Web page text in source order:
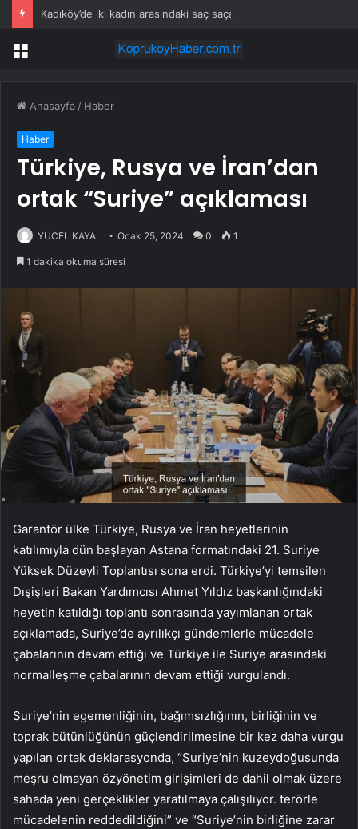
Kadıköy’de iki kadın arasındaki saç saça kavga etti
Menü
Anasayfa / Haber
Haber
Türkiye, Rusya ve İran’dan
ortak “Suriye” açıklaması
YÜCEL KAYA Ocak 25, 2024 0 1
1 dakika okuma süresi
Garantör ülke Türkiye, Rusya ve İran heyetlerinin
katılımıyla dün başlayan Astana formatındaki 21. Suriye
Yüksek Düzeyli Toplantısı sona erdi. Türkiye’yi temsilen
Dışişleri Bakan Yardımcısı Ahmet Yıldız başkanlığındaki
heyetin katıldığı toplantı sonrasında yayımlanan ortak
açıklamada, Suriye’de ayrılıkçı gündemlerle mücadele
çabalarının devam ettiği ve Türkiye ile Suriye arasındaki
normalleşme çabalarının devam ettiği vurgulandı.
Suriye’nin egemenliğinin, bağımsızlığının, birliğinin ve
toprak bütünlüğünün güçlendirilmesine bir kez daha vurgu
yapılan ortak deklarasyonda, “Suriye’nin kuzeydoğusunda
meşru olmayan özyönetim girişimleri de dahil olmak üzere
sahada yeni gerçeklikler yaratılmaya çalışılıyor. terörle
mücadelenin reddedildiğini” ve “Suriye’nin birliğine zarar